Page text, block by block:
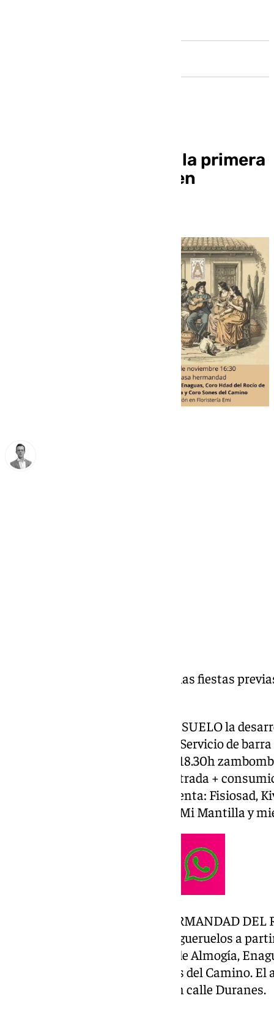
Agenda cofrade para la primera
semana de adviento en
Este fin de semana comienzan las fiestas
Este sábado la cofradía del CONSUELO la
San Pedro. Horario de 12 a 00h. Servicio de
Actuaciones: 15.30h bingo; 17 a 18.30h
hasta las 23.30 horas. Precio entrada +
años, entrada libre. Puntos de venta: Fisiosad,
21 Electro Ángeluz, Casa Curro, Mi Mantilla y
Por su parte, este sábado la HERMANDAD
su casa hermandad, en calle Higueruelos a
actuaciones del Coro Veracruz de Almogía,
Rocío de Antequera y coro Sones del Camino.
invitación en Floristería Emi, en calle Duranes.